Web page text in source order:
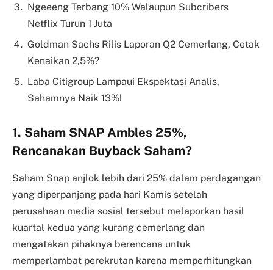
Ngeeeng Terbang 10% Walaupun Subcribers
Netflix Turun 1 Juta
Goldman Sachs Rilis Laporan Q2 Cemerlang, Cetak
Kenaikan 2,5%?
Laba Citigroup Lampaui Ekspektasi Analis,
Sahamnya Naik 13%!
1. Saham SNAP Ambles 25%,
Rencanakan Buyback Saham?
Saham Snap anjlok lebih dari 25% dalam perdagangan
yang diperpanjang pada hari Kamis setelah
perusahaan media sosial tersebut melaporkan hasil
kuartal kedua yang kurang cemerlang dan
mengatakan pihaknya berencana untuk
memperlambat perekrutan karena memperhitungkan